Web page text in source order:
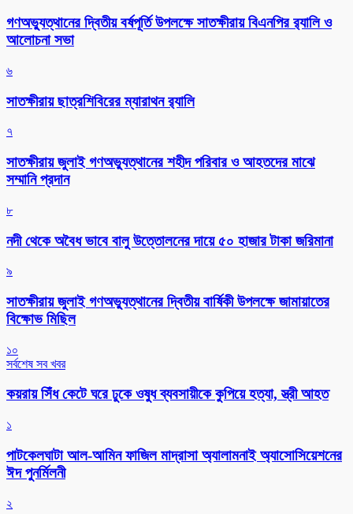
গণঅভ্যুত্থানের দ্বিতীয় বর্ষপূর্তি উপলক্ষে সাতক্ষীরায় বিএনপির র‌্যালি ও
আলোচনা সভা
৬
সাতক্ষীরায় ছাত্রশিবিরের ম্যারাথন র‌্যালি
৭
সাতক্ষীরায় জুলাই গণঅভ্যুত্থানের শহীদ পরিবার ও আহতদের মাঝে
সম্মানি প্রদান
৮
নদী থেকে অবৈধ ভাবে বালু উত্তোলনের দায়ে ৫০ হাজার টাকা জরিমানা
৯
সাতক্ষীরায় জুলাই গণঅভ্যুত্থানের দ্বিতীয় বার্ষিকী উপলক্ষে জামায়াতের
বিক্ষোভ মিছিল
১০
সর্বশেষ সব খবর
কয়রায় সিঁধ কেটে ঘরে ঢুকে ওষুধ ব্যবসায়ীকে কুপিয়ে হত্যা, স্ত্রী আহত
১
পাটকেলঘাটা আল-আমিন ফাজিল মাদ্রাসা অ্যালামনাই অ্যাসোসিয়েশনের
ঈদ পুনর্মিলনী
২